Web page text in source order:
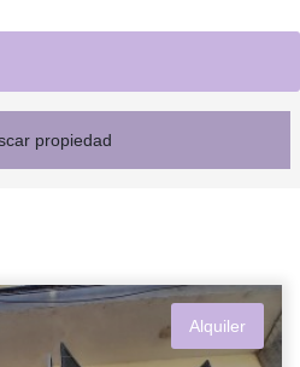
propiedad
Alquiler